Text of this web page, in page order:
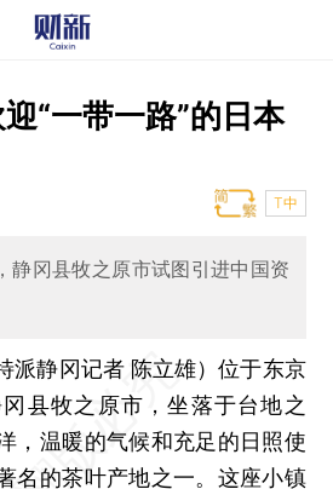
“一带一路”的日本
T中
静冈县牧之原市试图引进中国资
派静冈记者 陈立雄）位于东京
县牧之原市，坐落于台地之
，温暖的气候和充足的日照使
名的茶叶产地之一。这座小镇